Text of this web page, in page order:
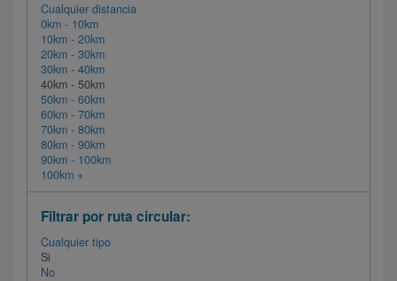
Cualquier distancia
0km - 10km
10km - 20km
20km - 30km
30km - 40km
40km - 50km
50km - 60km
60km - 70km
70km - 80km
80km - 90km
90km - 100km
100km +
Filtrar por ruta circular:
Cualquier tipo
Si
No